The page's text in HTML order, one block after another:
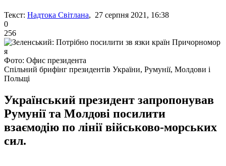
Текст: Надтока Світлана, 27 серпня 2021, 16:38
0
256
Фото: Офис президента
Спільний брифінг президентів України, Румунії, Молдови і
Польщі
Український президент запропонував
Румунії та Молдові посилити
взаємодію по лінії військово-морських
сил.